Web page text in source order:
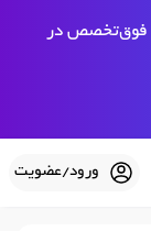
فوق‌تخصص در
ورود/عضویت